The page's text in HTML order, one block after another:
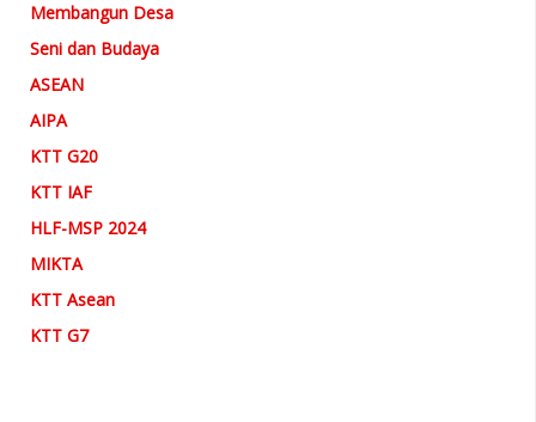
Membangun Desa
Seni dan Budaya
ASEAN
AIPA
KTT G20
KTT IAF
HLF-MSP 2024
MIKTA
KTT Asean
KTT G7